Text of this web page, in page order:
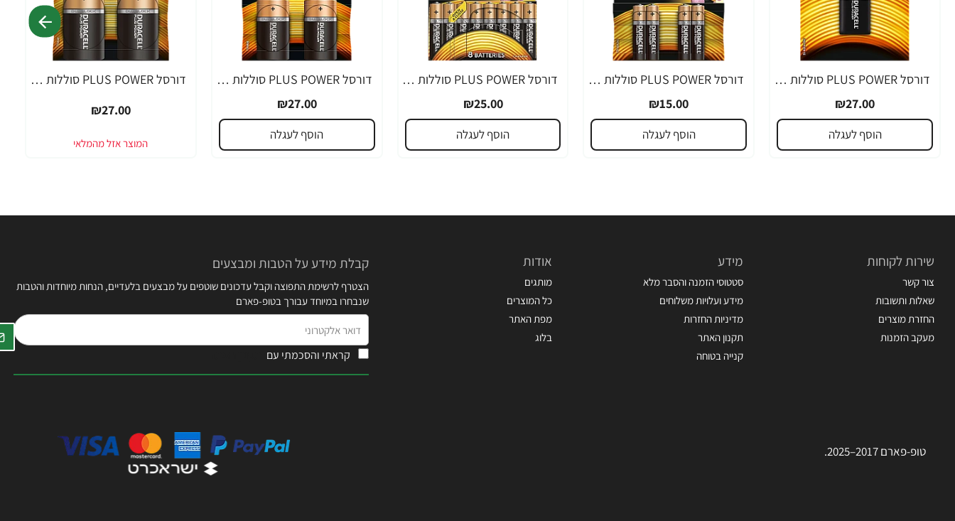
דורסל PLUS POWER סוללות 9V אריזת 1 יחידות - מבית Duracell
₪27.00
הוסף לעגלה
דורסל PLUS POWER סוללות AAA אריזת 4 יחידות - מבית Duracell
₪15.00
הוסף לעגלה
דורסל PLUS POWER סוללות AAA אריזת 8 יחידות - מבית Duracell
₪25.00
הוסף לעגלה
דורסל PLUS POWER סוללות C אריזת 2 יחידות - מבית Duracell
₪27.00
הוסף לעגלה
דורסל PLUS POWER סוללות D אריזת 2 יחידות - מבית Duracell
₪27.00
שירות לקוחות
צור קשר
שאלות ותשובות
החזרת מוצרים
מעקב הזמנות
מידע
סטטוסי הזמנה והסבר מלא
מידע ועלויות משלוחים
מדיניות החזרות
תקנון האתר
קנייה בטוחה
אודות
מותגים
כל המוצרים
מפת האתר
בלוג
קבלת מידע על הטבות ומבצעים
הצטרף לרשימת התפוצה וקבל עדכונים שוטפים על מבצעים בלעדיים, הנחות מיוחדות והטבות
שנבחרו במיוחד עבורך בטופ-פארם
אלקטרוני
קראתי והסכמתי עם
טופ-פארם 2017–2025.